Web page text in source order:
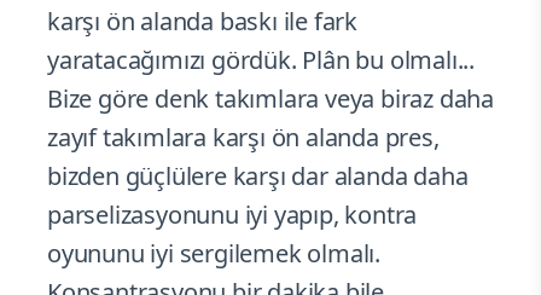
karşı ön alanda baskı ile fark
yaratacağımızı gördük. Plân bu olmalı...
Bize göre denk takımlara veya biraz daha
zayıf takımlara karşı ön alanda pres,
bizden güçlülere karşı dar alanda daha
parselizasyonunu iyi yapıp, kontra
oyununu iyi sergilemek olmalı.